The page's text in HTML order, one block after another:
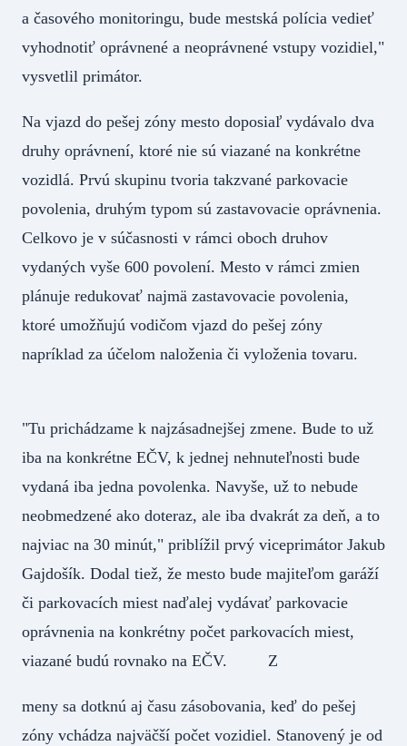
a časového monitoringu, bude mestská polícia vedieť
vyhodnotiť oprávnené a neoprávnené vstupy vozidiel,"
vysvetlil primátor.
Na vjazd do pešej zóny mesto doposiaľ vydávalo dva
druhy oprávnení, ktoré nie sú viazané na konkrétne
vozidlá. Prvú skupinu tvoria takzvané parkovacie
povolenia, druhým typom sú zastavovacie oprávnenia.
Celkovo je v súčasnosti v rámci oboch druhov
vydaných vyše 600 povolení. Mesto v rámci zmien
plánuje redukovať najmä zastavovacie povolenia,
ktoré umožňujú vodičom vjazd do pešej zóny
napríklad za účelom naloženia či vyloženia tovaru.
"Tu prichádzame k najzásadnejšej zmene. Bude to už
iba na konkrétne EČV, k jednej nehnuteľnosti bude
vydaná iba jedna povolenka. Navyše, už to nebude
neobmedzené ako doteraz, ale iba dvakrát za deň, a to
najviac na 30 minút," priblížil prvý viceprimátor Jakub
Gajdošík. Dodal tiež, že mesto bude majiteľom garáží
či parkovacích miest naďalej vydávať parkovacie
oprávnenia na konkrétny počet parkovacích miest,
viazané budú rovnako na EČV. Z
meny sa dotknú aj času zásobovania, keď do pešej
zóny vchádza najväčší počet vozidiel. Stanovený je od